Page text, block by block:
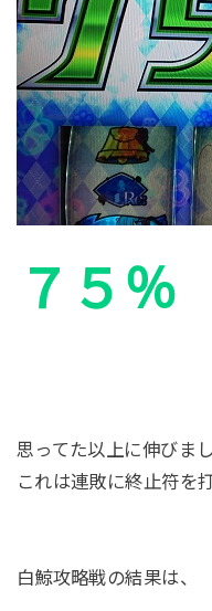
７５％
思ってた以上に伸びまし
これは連敗に終止符を
白鯨攻略戦の結果は、